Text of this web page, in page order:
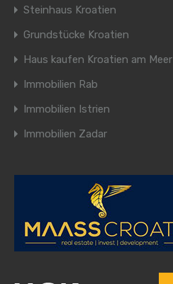
Steinhaus Kroatien
Grundstücke Kroatien
Haus kaufen Kroatien am Meer
Immobilien Rab
Immobilien Istrien
Immobilien Zadar